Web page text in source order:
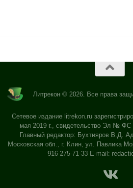
Литрекон © 2026. Все права
Сетевое издание litrekon.ru
мая 2019 г., свидетельство Эл № ФС
Главный редактор: Бухтияров В.Д.
Московская обл., г. Клин, ул. Павлика
916 275-71-33 E-mail: